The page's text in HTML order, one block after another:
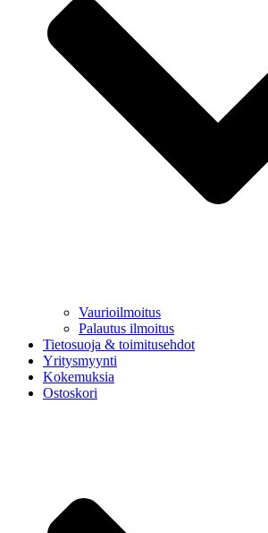
Vaurioilmoitus
Palautus ilmoitus
Tietosuoja & toimitusehdot
Yritysmyynti
Kokemuksia
Ostoskori